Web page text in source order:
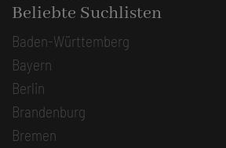
Beliebte Suchlisten
Baden-Württemberg
Bayern
Berlin
Brandenburg
Bremen